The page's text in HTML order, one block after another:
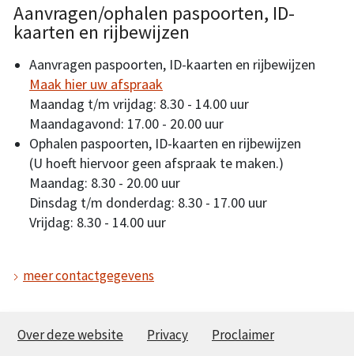
Aanvragen/ophalen paspoorten, ID-
kaarten en rijbewijzen
Aanvragen paspoorten, ID-kaarten en rijbewijzen
Maak hier uw afspraak
Maandag t/m vrijdag: 8.30 - 14.00 uur
Maandagavond: 17.00 - 20.00 uur
Ophalen paspoorten, ID-kaarten en rijbewijzen
(U hoeft hiervoor geen afspraak te maken.)
Maandag: 8.30 - 20.00 uur
Dinsdag t/m donderdag: 8.30 - 17.00 uur
Vrijdag: 8.30 - 14.00 uur
meer contactgegevens
Over deze website Privacy Proclaimer